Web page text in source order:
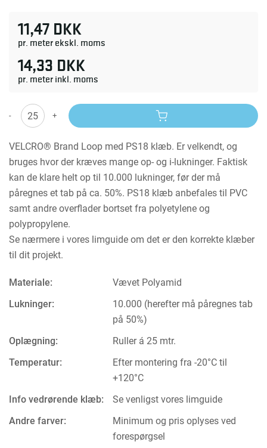
11,47 DKK
pr. meter ekskl. moms
14,33 DKK
pr. meter inkl. moms
- +
VELCRO® Brand Loop med PS18 klæb. Er velkendt, og
bruges hvor der kræves mange op- og i-lukninger. Faktisk
kan de klare helt op til 10.000 lukninger, før der må
påregnes et tab på ca. 50%. PS18 klæb anbefales til PVC
samt andre overflader bortset fra polyetylene og
polypropylene.
Se nærmere i vores limguide om det er den korrekte klæber
til dit projekt.
Materiale:
Vævet Polyamid
Lukninger:
10.000 (herefter må påregnes tab
på 50%)
Oplægning:
Ruller á 25 mtr.
Temperatur:
Efter montering fra -20°C til
+120°C
Info vedrørende klæb:
Se venligst vores limguide
Andre farver:
Minimum og pris oplyses ved
forespørgsel